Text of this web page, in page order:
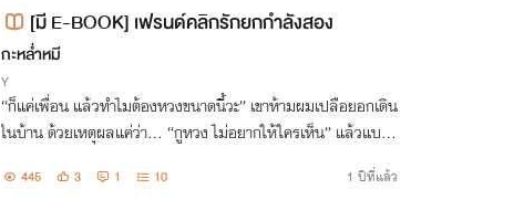
[มี E-BOOK] เฟรนด์คลิกรักยกกำลังสอง
กะหล่ำหมี
Y
“ก็แค่เพื่อน แล้วทำไมต้องหวงขนาดนี้วะ” เขาห้ามผมเปลือยอกเดิน
ในบ้าน ด้วยเหตุผลแค่ว่า... “กูหวง ไม่อยากให้ใครเห็น” แล้วแบบ
445 3 1 10 1 ปีที่แล้ว